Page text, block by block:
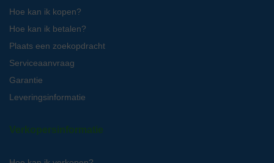
Hoe kan ik kopen?
Hoe kan ik betalen?
Plaats een zoekopdracht
Serviceaanvraag
Garantie
Leveringsinformatie
Verkopersinformatie